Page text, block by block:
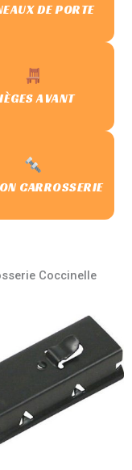
DE PORTE
AVANT
CARROSSERIE
Coccinelle